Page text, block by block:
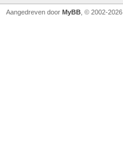
Aangedreven door MyBB , © 2002-2026